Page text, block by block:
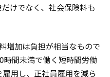
けでなく、社会保険料も
増加は負担が相当なもので
間未満で働く短時間労働
用し、正社員雇用を減ら